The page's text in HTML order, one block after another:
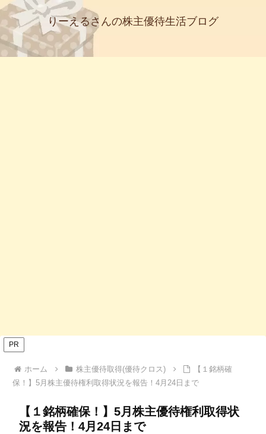
りーえるさんの株主優待生活ブログ
PR
ホーム 株主優待取得(優待クロス)
【１銘柄確
保！】5月株主優待権利取得状況を報告！4月24日まで
【１銘柄確保！】5月株主優待権利取得状
況を報告！4月24日まで